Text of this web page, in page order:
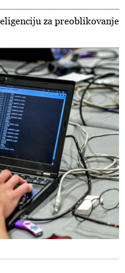
za preoblikovanje